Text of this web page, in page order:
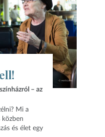
– az
Mi a
közben
és élet egy